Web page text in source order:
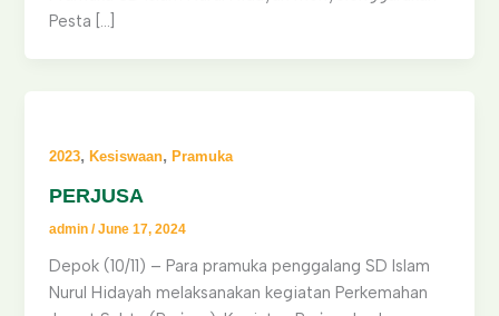
Pesta […]
2023,Kesiswaan,Pramuka
PERJUSA
admin/June 17, 2024
Depok (10/11) – Para pramuka penggalang SD Islam
Nurul Hidayah melaksanakan kegiatan Perkemahan